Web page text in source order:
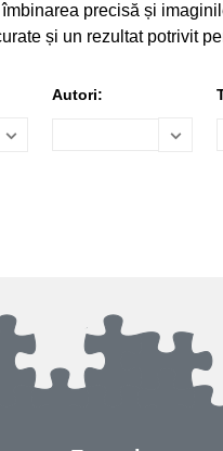
precisă și
și un rezultat potrivit
Autori: